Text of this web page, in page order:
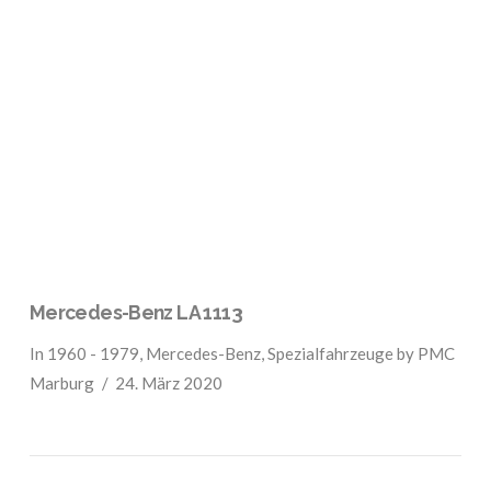
Mercedes-Benz LA 1113
In 1960 - 1979, Mercedes-Benz,Spezialfahrzeugeby PMC
Marburg
24. März 2020